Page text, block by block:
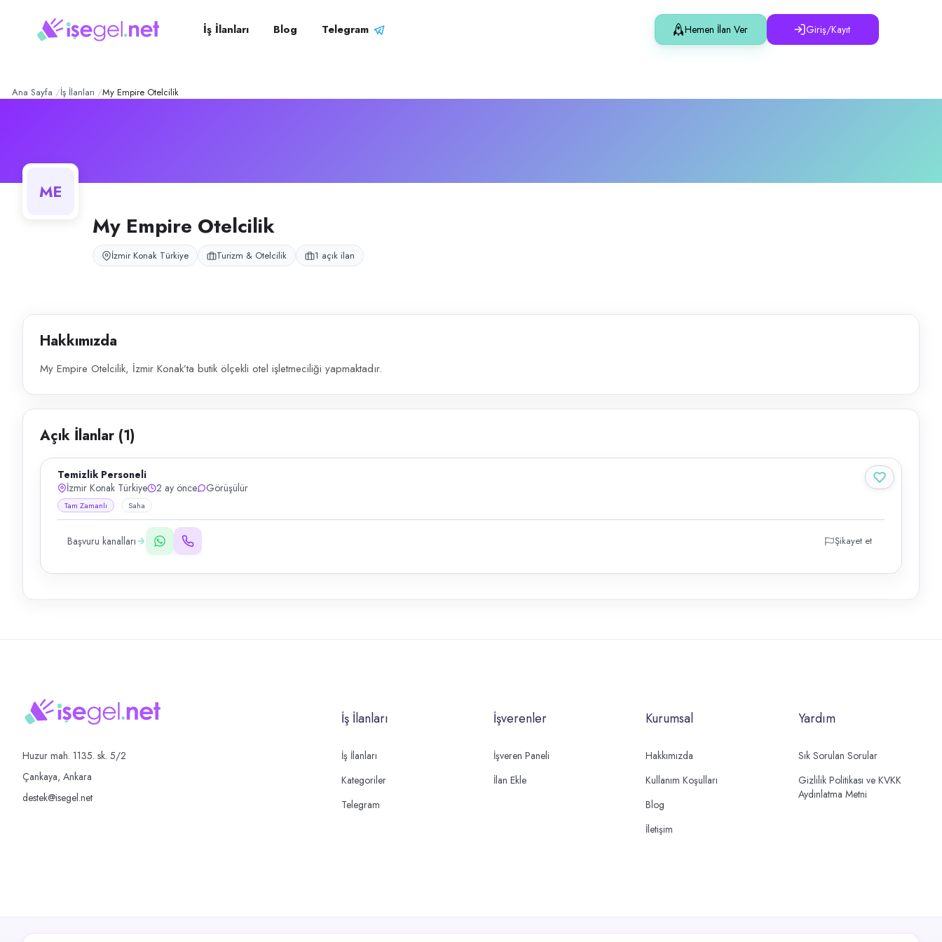
Empire Otelcilik – Şirket Profili
My Empire Otelcilik, İzmir Konak’ta butik ölçekli otel işletmeciliği yapmaktadır.
pozisyonlar
Temizlik Personeli
İş İlanları Blog Telegram Hemen İlan Ver Giriş/Kayıt
Ana Sayfa İş İlanları My Empire Otelcilik
ME
My Empire Otelcilik
İzmir Konak Türkiye Turizm & Otelcilik 1 açık ilan
Hakkımızda
My Empire Otelcilik, İzmir Konak’ta butik ölçekli otel işletmeciliği yapmaktadır.
Açık İlanlar (1)
Temizlik Personeli
İzmir Konak Türkiye
2 ay önce Görüşülür
Tam Zamanlı Saha
Başvuru kanalları Şikayet et
Huzur mah. 1135. sk. 5/2
Çankaya, Ankara
destek@isegel.net
İş İlanları
İş İlanları
Kategoriler
Telegram
İşverenler
İşveren Paneli
İlan Ekle
Kurumsal
Hakkımızda
Kullanım Koşulları
Blog
İletişim
Yardım
Sık Sorulan Sorular
Gizlilik Politikası ve KVKK
Aydınlatma Metni